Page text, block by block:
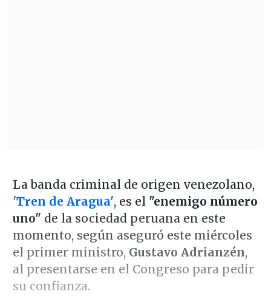
La banda criminal de origen venezolano,
'Tren de Aragua', es el "enemigo número
uno" de la sociedad peruana en este
momento, según aseguró este miércoles
el primer ministro, Gustavo Adrianzén,
al presentarse en el Congreso para pedir
su confianza.